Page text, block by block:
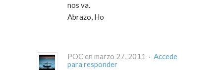
nos va.
Abrazo, Ho
POC en marzo 27, 2011 · Accede
para responder